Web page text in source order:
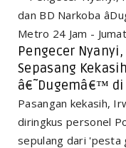
Metro 24 Jam -
Pengecer
Sepasang
â€˜Dugemâ€™ di
Pasangan kekasih,
diringkus personel
sepulang dari